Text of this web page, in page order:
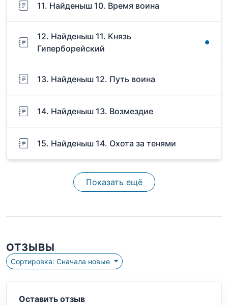
11. Найденыш 10. Время воина
12. Найденыш 11. Князь
Гиперборейский
13. Найденыш 12. Путь воина
14. Найденыш 13. Возмездие
15. Найденыш 14. Охота за тенями
Показать ещё
ОТЗЫВЫ
Сортировка: Сначала новые
Оставить отзыв